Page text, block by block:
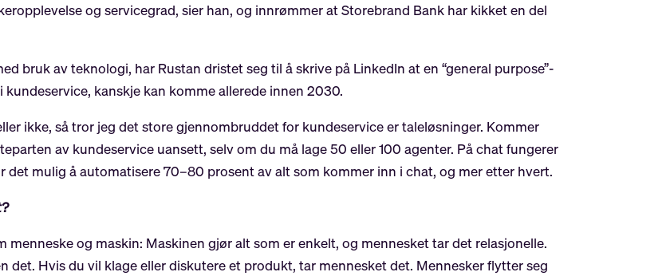
og servicegrad, sier han, og innrømmer at Storebrand Bank har kikket en del
bruk av teknologi, har Rustan dristet seg til å skrive på LinkedIn at en “general purpose”-
kanskje kan komme allerede innen 2030.
ikke, så tror jeg det store gjennombruddet for kundeservice er taleløsninger. Kommer
av kundeservice uansett, selv om du må lage 50 eller 100 agenter. På chat fungerer
det mulig å automatisere 70–80 prosent av alt som kommer inn i chat, og mer etter hvert.
og maskin: Maskinen gjør alt som er enkelt, og mennesket tar det relasjonelle.
det. Hvis du vil klage eller diskutere et produkt, tar mennesket det. Mennesker flytter seg